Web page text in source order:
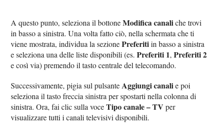
A questo punto, seleziona il bottoneModifica canaliche trovi
in basso a sinistra. Una volta fatto ciò, nella schermata che ti
viene mostrata, individua la sezionePreferitiin basso a sinistra
e seleziona una delle liste disponibili (es.Preferiti 1,Preferiti 2
e così via) premendo il tasto centrale del telecomando.
Successivamente, pigia sul pulsante Aggiungi canalie poi
seleziona il tasto freccia sinistra per spostarti nella colonna di
sinistra. Ora, fai clic sulla voceTipo canale – TV per
visualizzare tutti i canali televisivi disponibili.